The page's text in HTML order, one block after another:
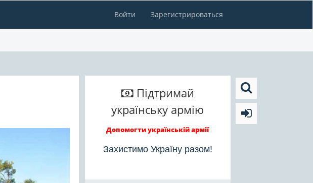
Войти Зарегистрироваться
Підтримай
українську армію
Допомогти українській армії
Захистимо Україну разом!